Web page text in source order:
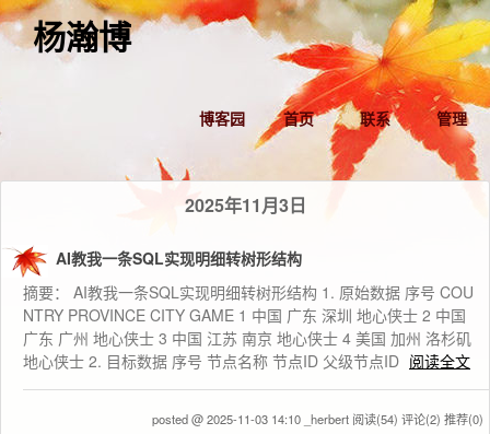
杨瀚博
博客园 首页 联系 管理
2025年11月3日
AI教我一条SQL实现明细转树形结构
摘要： AI教我一条SQL实现明细转树形结构 1. 原始数据 序号 COU
NTRY PROVINCE CITY GAME 1 中国 广东 深圳 地心侠士 2 中国
广东 广州 地心侠士 3 中国 江苏 南京 地心侠士 4 美国 加州 洛杉矶
地心侠士 2. 目标数据 序号 节点名称 节点ID 父级节点ID 阅读全文
posted @ 2025-11-03 14:10 _herbert 阅读(54) 评论(2) 推荐(0)